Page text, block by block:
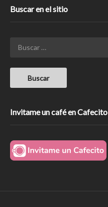
Buscar en el sitio
Invitame un café en Cafecito